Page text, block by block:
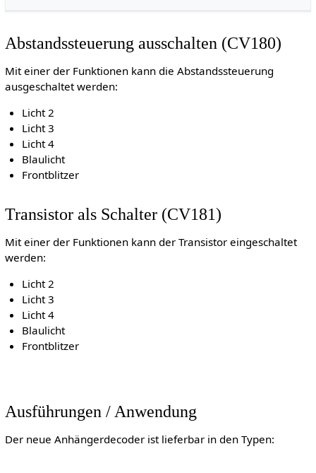
Abstandssteuerung ausschalten (CV180)
Mit einer der Funktionen kann die Abstandssteuerung
ausgeschaltet werden:
Licht 2
Licht 3
Licht 4
Blaulicht
Frontblitzer
Transistor als Schalter (CV181)
Mit einer der Funktionen kann der Transistor eingeschaltet
werden:
Licht 2
Licht 3
Licht 4
Blaulicht
Frontblitzer
Ausführungen / Anwendung
Der neue Anhängerdecoder ist lieferbar in den Typen: